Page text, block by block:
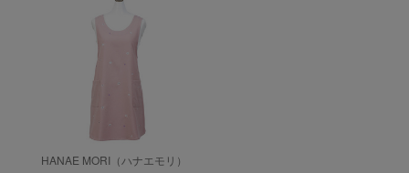
HANAE MORI（ハナエモリ）